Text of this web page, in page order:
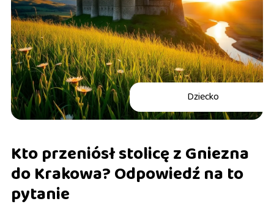
Dziecko
Kto przeniósł stolicę z Gniezna
do Krakowa? Odpowiedź na to
pytanie